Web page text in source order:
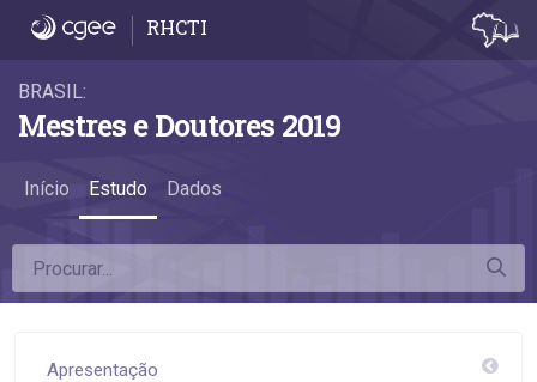
3.2 Desconcentração do emprego - 3.2
RHCTI
BRASIL:
Mestres e Doutores 2019
Início Estudo Dados
Apresentação